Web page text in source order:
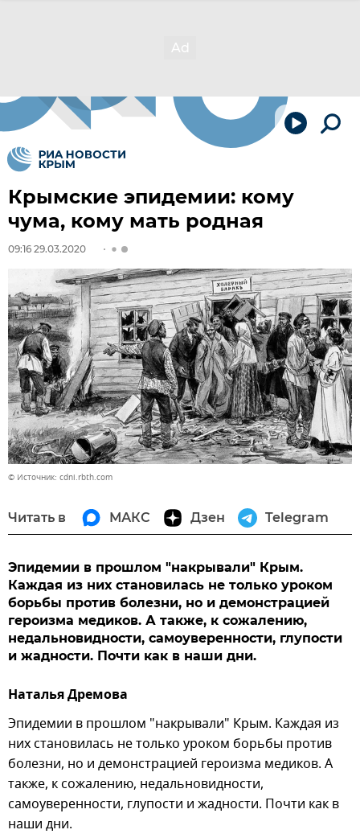
Крымские эпидемии: кому
чума, кому мать родная
09:16 29.03.2020
© Источник: cdni.rbth.com
Читать в МАКС Дзен Telegram
Эпидемии в прошлом "накрывали" Крым.
Каждая из них становилась не только уроком
борьбы против болезни, но и демонстрацией
героизма медиков. А также, к сожалению,
недальновидности, самоуверенности, глупости
и жадности. Почти как в наши дни.
Наталья Дремова
Эпидемии в прошлом "накрывали" Крым. Каждая из
них становилась не только уроком борьбы против
болезни, но и демонстрацией героизма медиков. А
также, к сожалению, недальновидности,
самоуверенности, глупости и жадности. Почти как в
наши дни.